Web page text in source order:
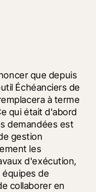
que depuis
Échéanciers de
à terme
qui était d'abord
demandées est
gestion
les
d'exécution,
de
collaborer en